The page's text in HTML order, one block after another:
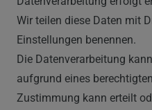
RECHTLICHES
AGB
WIDERRUFSRECHT
Wir teilen diese Daten mit
Einstellungen benennen.
Die Datenverarbeitung
aufgrund eines
Zustimmung kann erteilt